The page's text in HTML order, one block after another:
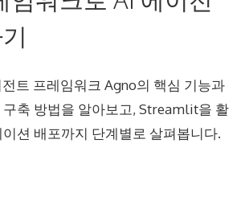
트 프레임워크 Agno의 핵심 기능과
구축 방법을 알아보고, Streamlit을 활
션 배포까지 단계별로 살펴봅니다.